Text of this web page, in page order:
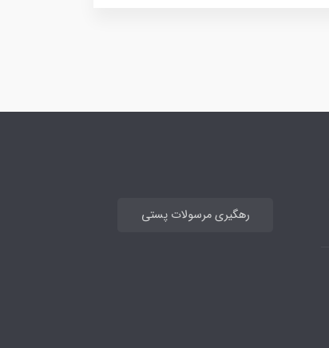
رهگیری مرسولات پستی